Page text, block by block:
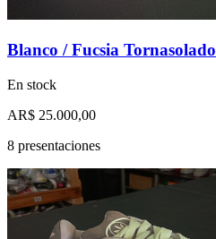
Blanco / Fucsia Tornasolado
En stock
AR$ 25.000,00
8 presentaciones